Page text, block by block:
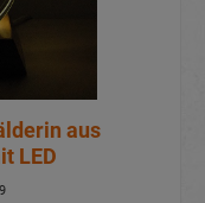
aus
LED